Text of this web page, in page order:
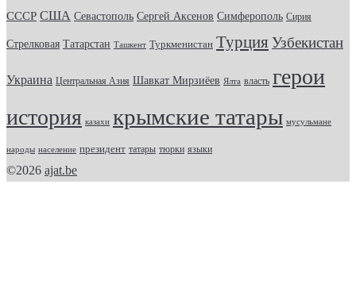
СССР США Севастополь Сергей Аксенов Симферополь Сирия
Стрелковая Татарстан Ташкент Туркменистан Турция Узбекистан
Украина Центральная Азия Шавкат Мирзиёев Ялта власть герои
история казахи крымские татары мусульмане
народы население президент татары тюрки языки
©2026 ajat.be